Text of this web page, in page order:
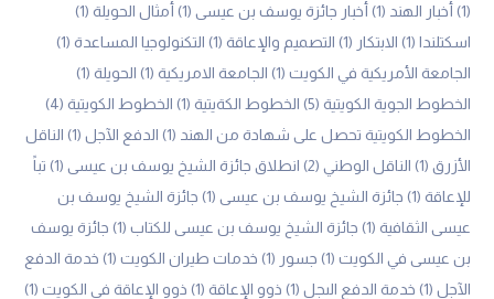
(1)
أخبار الهند (1) أخبار جائزة يوسف بن عيسى (1) أمثال الحويلة (1)
اسكتلندا (1) الابتكار (1) التصميم والإعاقة (1) التكنولوجيا المساعدة (1)
الجامعة الأمريكية في الكويت (1) الجامعة الامريكية (1) الحويلة (1)
الخطوط الجوية الكويتية (5) الخطوط الكةيتية (1) الخطوط الكويتية (4)
الخطوط الكويتية تحصل على شهادة من الهند (1) الدفع الآجل (1)
الناقل
الأزرق (1) الناقل الوطني (2) انطلاق جائزة الشيخ يوسف بن عيسى (1)
تباً
للإعاقة (1) جائزة الشيخ يوسف بن عيسى (1)
جائزة الشيخ يوسف بن
عيسى الثقافية (1) جائزة الشيخ يوسف بن عيسى للكتاب (1)
جائزة يوسف
بن عيسى في الكويت (1) جسور (1) خدمات طيران الكويت (1)
خدمة الدفع
الآجل (1) خدمة الدفع الىجل (1) ذوو الإعاقة (1) ذوو الإعاقة في الكويت (1)